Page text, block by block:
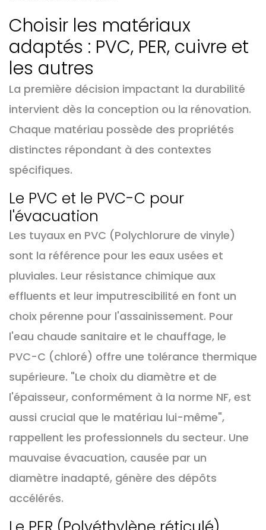
Choisir les matériaux
adaptés : PVC, PER, cuivre et
les autres
La première décision impactant la durabilité
intervient dès la conception ou la rénovation.
Chaque matériau possède des propriétés
distinctes répondant à des contextes
spécifiques.
Le PVC et le PVC-C pour
l'évacuation
Les tuyaux en PVC (Polychlorure de vinyle)
sont la référence pour les eaux usées et
pluviales. Leur résistance chimique aux
effluents et leur imputrescibilité en font un
choix pérenne pour l'assainissement. Pour
l'eau chaude sanitaire et le chauffage, le
PVC-C (chloré) offre une tolérance thermique
supérieure. "Le choix du diamètre et de
l'épaisseur, conformément à la norme NF, est
aussi crucial que le matériau lui-même",
rappellent les professionnels du secteur. Une
mauvaise évacuation, causée par un
diamètre inadapté, génère des dépôts
accélérés.